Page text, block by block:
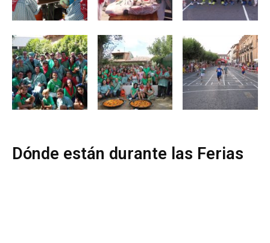
Dónde están durante las Ferias